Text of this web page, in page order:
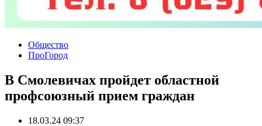
Общество
ПроГород
В Смолевичах пройдет областной
профсоюзный прием граждан
18.03.24 09:37